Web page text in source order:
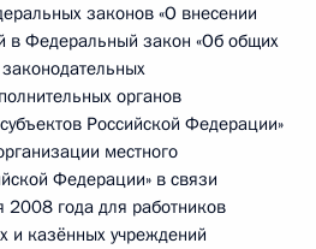
законов «О внесении
в Федеральный закон «Об общих
органов
Российской Федерации»
местного
Федерации» в связи
2008 года для работников
и казённых учреждений